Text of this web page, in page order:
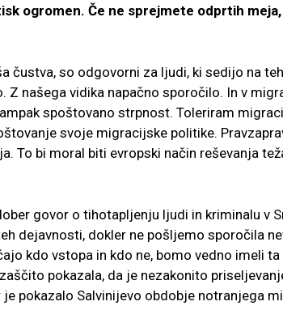
ogromen. Če ne sprejmete odprtih
čustva, so odgovorni za ljudi, ki sedijo na
Z našega vidika napačno sporočilo. In v
spoštovano strpnost. Toleriram
svoje migracijske politike.
To bi moral biti evropski način reševanja
govor o tihotapljenju ljudi in kriminalu v
dejavnosti, dokler ne pošljemo sporočila
kdo vstopa in kdo ne, bomo vedno imeli
pokazala, da je nezakonito
pokazalo Salvinijevo obdobje notranjega